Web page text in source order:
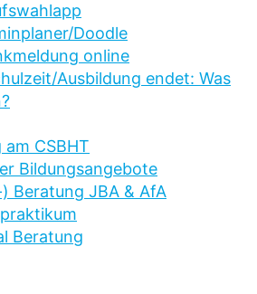
Doodle
online
Ausbildung endet: Was
CSBHT
Bildungsangebote
Beratung JBA & AfA
Beratung